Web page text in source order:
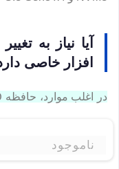
ناموجود
آیا نیاز به
افزار خاصی
توسط سیستم